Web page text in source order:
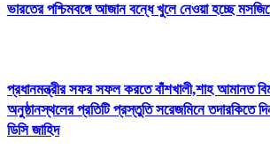
ভারতের পশ্চিমবঙ্গে আজান বন্ধে খুলে নেওয়া হচ্ছে
প্রধানমন্ত্রীর সফর সফল করতে বাঁশখালী,শাহ আমানত
অনুষ্ঠানস্থলের প্রতিটি প্রস্তুতি সরেজমিনে তদারকিতে
ডিসি জাহিদ